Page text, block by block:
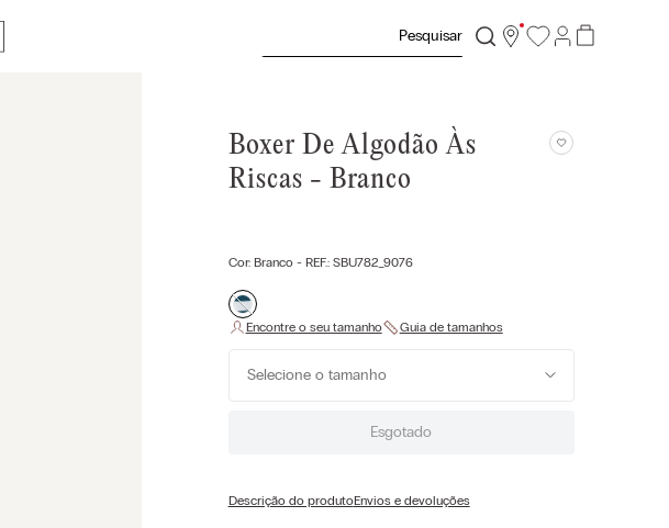
Boxer De Algodão Às
Riscas - Branco
Cor: Branco- REF.: SBU782_9076
Selecione o tamanho
Esgotado
Descrição do produtoEnvios e devoluções